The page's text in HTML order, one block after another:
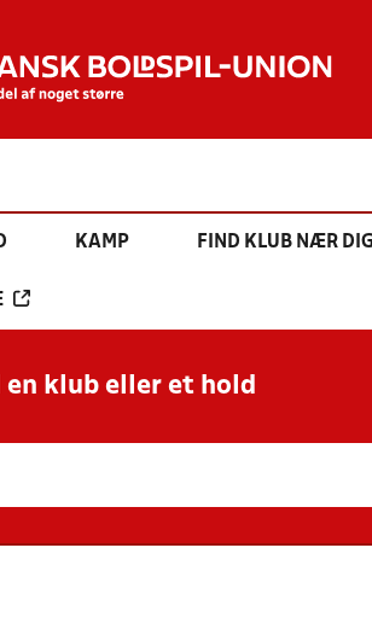
KAMP FIND KLUB NÆR
en klub eller et hold